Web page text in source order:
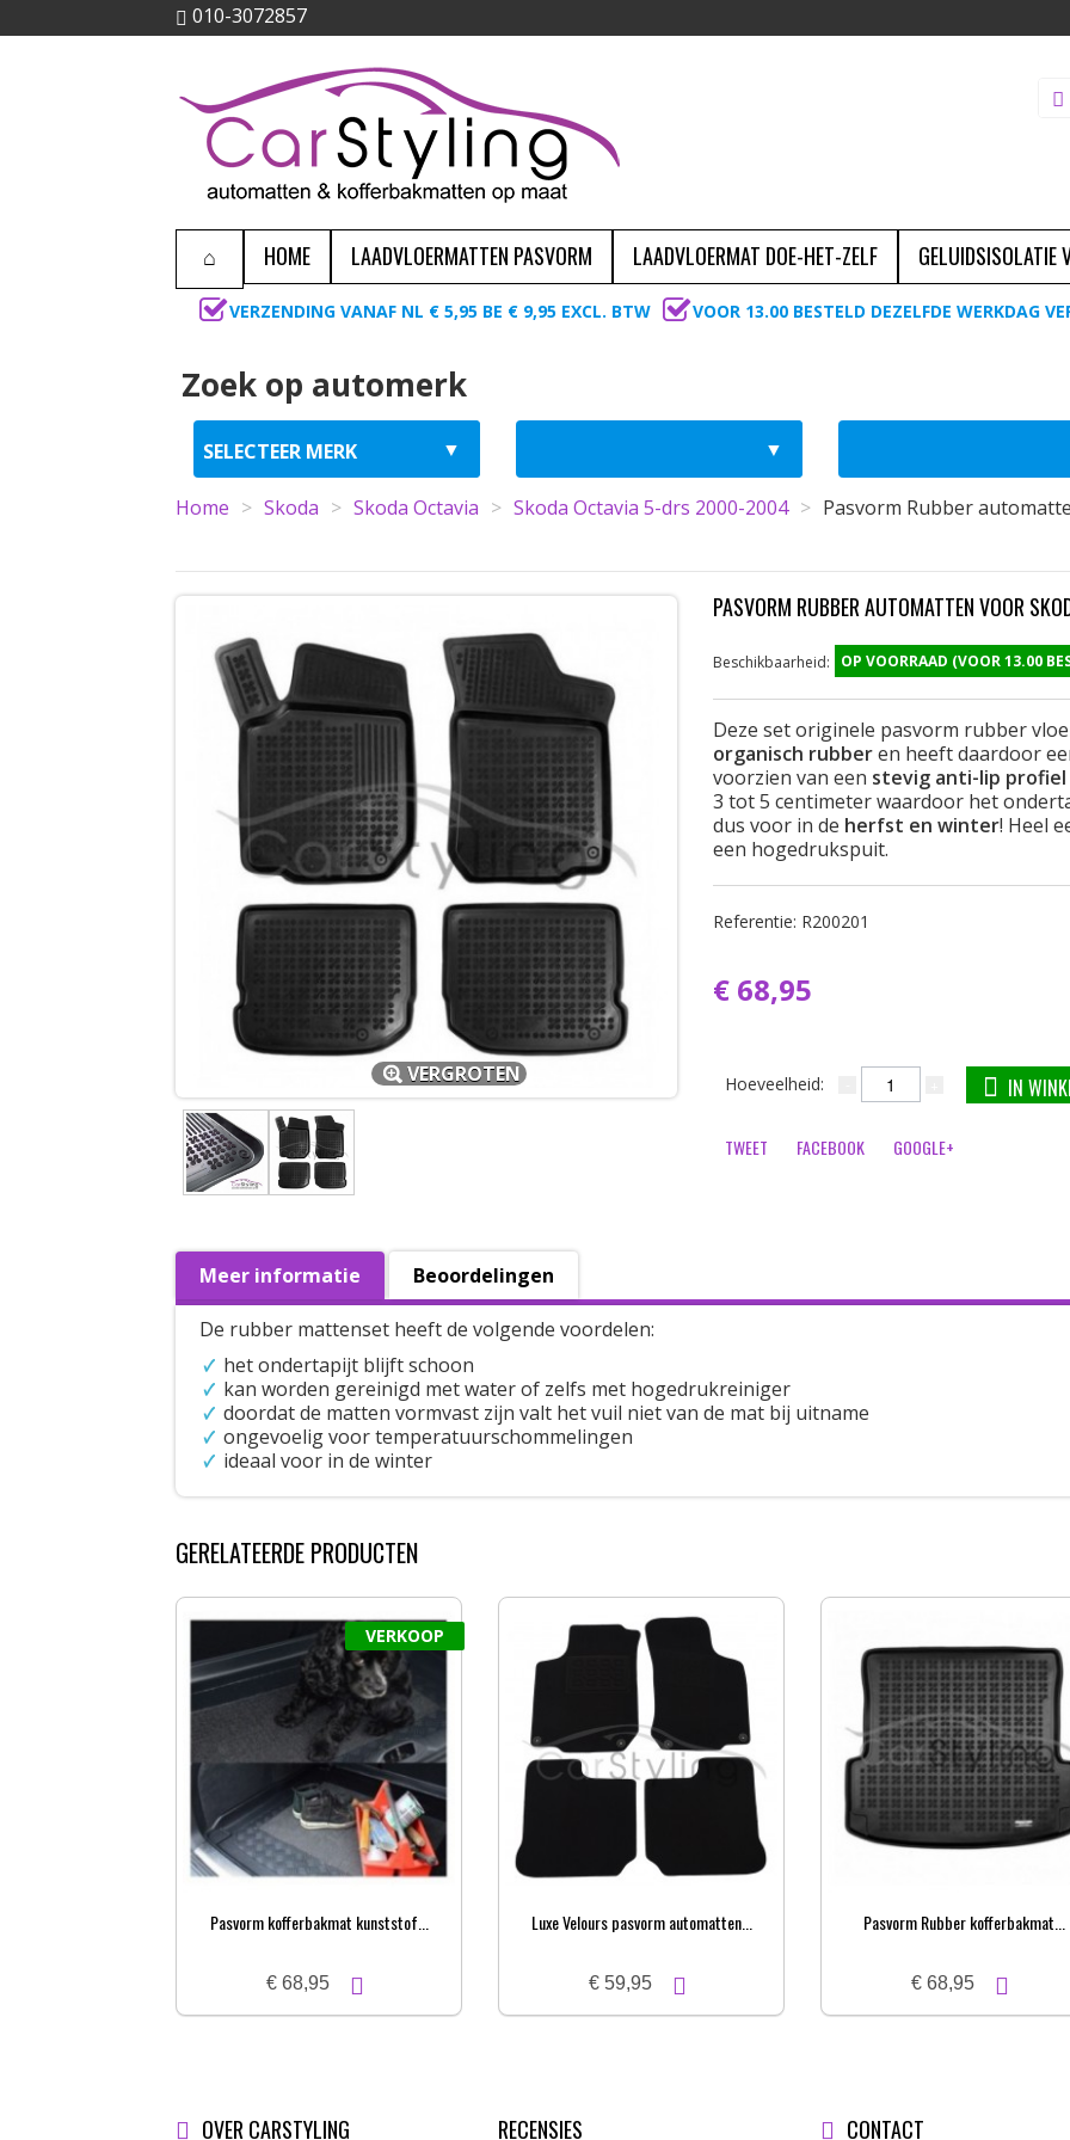
010-3072857
HOME LAADVLOERMATTEN PASVORM LAADVLOERMAT DOE-HET-ZELF GELUIDSISOLATIE
VERZENDING VANAF NL € 5,95 BE € 9,95 EXCL. BTW VOOR 13.00 BESTELD DEZELFDE WERKDAG
Zoek op automerk
Home > Skoda > Skoda Octavia > Skoda Octavia 5-drs 2000-2004 > Pasvorm Rubber
VERGROTEN
PASVORM RUBBER AUTOMATTEN VOOR
Beschikbaarheid: OP VOORRAAD (VOOR 13.00
Deze set originele pasvorm rubber
organisch rubberen heeft daardoor
voorzien van een stevig anti-lip profiel
3 tot 5 centimeter waardoor het
dus voor in de herfst en winter! Heel
een hogedrukspuit.
Referentie: R200201
€ 68,95
Hoeveelheid: IN
TWEET FACEBOOK GOOGLE+
Meer informatie Beoordelingen
De rubber mattenset heeft de volgende voordelen:
het ondertapijt blijft schoon
kan worden gereinigd met water of zelfs met hogedrukreiniger
doordat de matten vormvast zijn valt het vuil niet van de mat bij uitname
ongevoelig voor temperatuurschommelingen
ideaal voor in de winter
GERELATEERDE PRODUCTEN
VERKOOP
Pasvorm kofferbakmat kunststof...
€ 68,95
Luxe Velours pasvorm automatten...
€ 59,95
Pasvorm Rubber kofferbakmat...
€ 68,95
OVER CARSTYLING RECENSIES CONTACT